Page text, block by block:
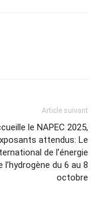
Article suivant
le NAPEC 2025,
attendus: Le
de l’énergie
l’hydrogène du 6 au 8
octobre